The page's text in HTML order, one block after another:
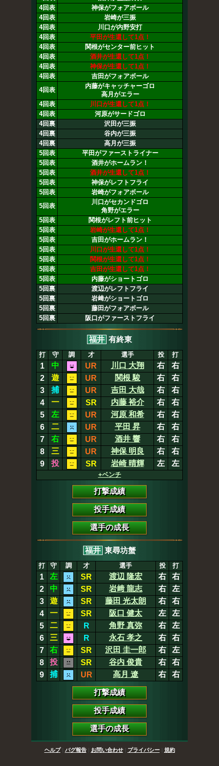
4回表
神保がフォアボール
4回表
岩崎が三振
4回表
川口が内野安打
4回表
平田が生還して1点！
4回表
関根がセンター前ヒット
4回表
酒井が生還して1点！
4回表
神保が生還して1点！
4回表
吉田がフォアボール
4回表
内藤がキャッチャーゴロ
高月がエラー
4回表
川口が生還して1点！
4回表
河原がサードゴロ
4回裏
沢田が三振
4回裏
谷内が三振
4回裏
高月が三振
5回表
平田がファーストライナー
5回表
酒井がホームラン！
5回表
酒井が生還して1点！
5回表
神保がレフトフライ
5回表
岩崎がフォアボール
5回表
川口がセカンドゴロ
角野がエラー
5回表
関根がレフト前ヒット
5回表
岩崎が生還して1点！
5回表
吉田がホームラン！
5回表
川口が生還して1点！
5回表
関根が生還して1点！
5回表
吉田が生還して1点！
5回表
内藤がショートゴロ
5回裏
渡辺がレフトフライ
5回裏
岩﨑がショートゴロ
5回裏
藤田がフォアボール
5回裏
阪口がファーストフライ
福井 有終東
打 守 調 才 選手 投 打
1 中 UR 川口 大翔 右
右
2
遊 UR 関根 駿 右
右
3
捕 UR 吉田 大哉 右
右
4
一 SR 内藤 裕介 右
右
5
左 UR 河原 和希 右
右
6
二 UR 平田 昇 右
右
7
右 UR 酒井 響 右
右
8
三 UR 神保 明良 右
右
9
投 SR 岩崎 晴輝 左 左
+ベンチ
打撃成績
投手成績
選手の成長
福井 東尋坊蟹
打 守 調 才 選手 投 打
1 左 SR 渡辺 隆宏 右
右
2
中 SR 岩﨑 龍志 右
左
3
遊 SR 藤田 光太朗 右
右
4
一 SR 阪口 健太 左
左
5
二 R 角野 真弥 右
左
6
三 R 永石 孝之 右
右
7
右 SR 沢田 圭一郎 右
左
8
投 SR 谷内 俊貴 右
右
9
捕 UR 高月 遼 右 右
打撃成績
投手成績
選手の成長
ヘルプ| バグ報告| お問い合わせ| プライバシー| 規約